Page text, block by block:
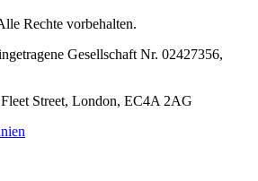
Rechte vorbehalten.
Gesellschaft Nr. 02427356,
Street, London, EC4A 2AG